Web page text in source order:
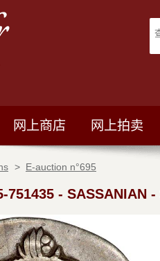
网上商店 网上拍卖
> E-auction n°695
751435 - SASSANIAN